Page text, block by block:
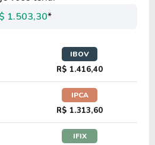
9,92%
5,27%
1.503,30*
IBOV
R$ 1.416,40
IPCA
R$ 1.313,60
IFIX